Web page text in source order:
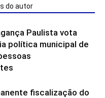
do autor
Paulista vota
política municipal de
fiscalização do